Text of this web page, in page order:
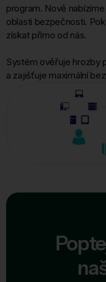
program. Nově
oblasti bezpečnosti.
získat přímo od nás.
Systém ověřuje hrozby
a zajišťuje maximální